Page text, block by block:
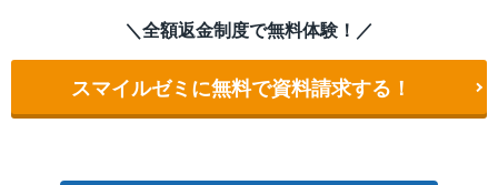
＼全額返金制度で無料体験！／
スマイルゼミに無料で資料請求する！